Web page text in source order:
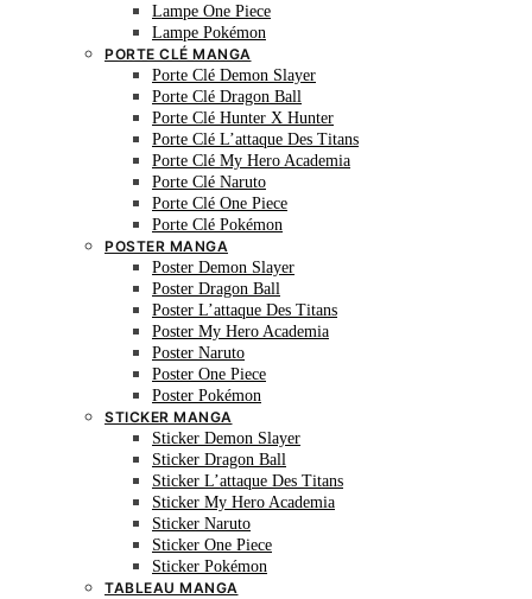
Lampe One Piece
Lampe Pokémon
PORTE CLÉ MANGA
Porte Clé Demon Slayer
Porte Clé Dragon Ball
Porte Clé Hunter X Hunter
Porte Clé L’attaque Des Titans
Porte Clé My Hero Academia
Porte Clé Naruto
Porte Clé One Piece
Porte Clé Pokémon
POSTER MANGA
Poster Demon Slayer
Poster Dragon Ball
Poster L’attaque Des Titans
Poster My Hero Academia
Poster Naruto
Poster One Piece
Poster Pokémon
STICKER MANGA
Sticker Demon Slayer
Sticker Dragon Ball
Sticker L’attaque Des Titans
Sticker My Hero Academia
Sticker Naruto
Sticker One Piece
Sticker Pokémon
TABLEAU MANGA